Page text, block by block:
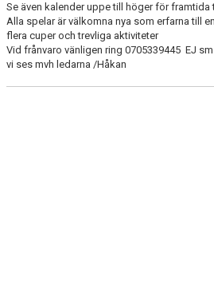
Se även kalender uppe till höger för framtida
Alla spelar är välkomna nya som erfarna till
flera cuper och trevliga aktiviteter
Vid frånvaro vänligen ring 0705339445 EJ
vi ses mvh ledarna /Håkan